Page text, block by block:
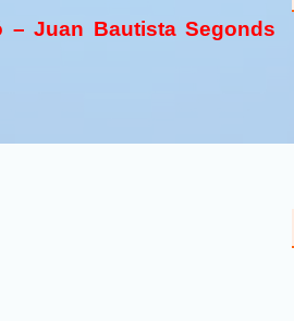
Juan Bautista Segonds